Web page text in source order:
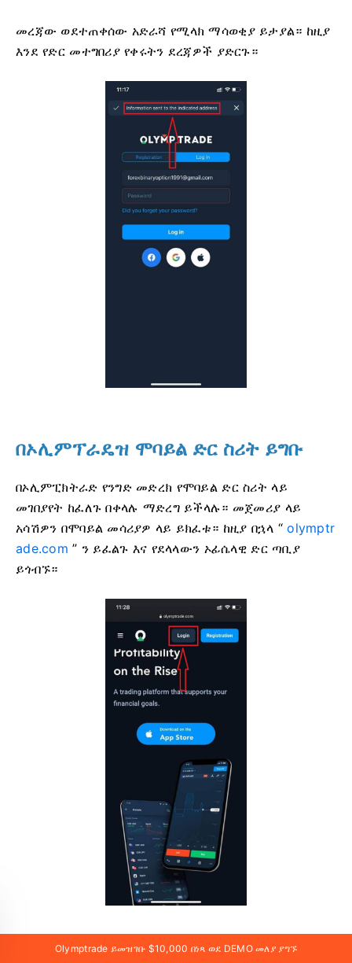
መረጃው ወደተጠቀሰው አድራሻ የሚላክ ማሳወቂያ ይታያል። ከዚያ
እንደ የድር መተግበሪያ የቀሩትን ደረጃዎች ያድርጉ።
በኦሊምፕራዴዝ ሞባይል ድር ስሪት ይግቡ
በኦሊምፒክትራድ የንግድ መድረክ የሞባይል ድር ስሪት ላይ
መገበያየት ከፈለጉ በቀላሉ ማድረግ ይችላሉ። መጀመሪያ ላይ
አሳሽዎን በሞባይል መሳሪያዎ ላይ ይክፈቱ። ከዚያ በኋላ “olymptr
ade.com ” ን ይፈልጉ እና የደላላውን ኦፊሴላዊ ድር ጣቢያ
ይጎብኙ።
ኢሜይልዎን እና የይለፍ ቃልዎን ያስገቡ እና ከዚያ “ግባ” የሚለውን
Olymptrade ይመዝገቡ $10,000 በነጻ ወደ DEMO መለያ ያግኙ